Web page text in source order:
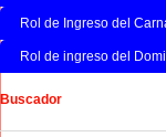
Rol de Ingreso del
Rol de ingreso del
Buscador